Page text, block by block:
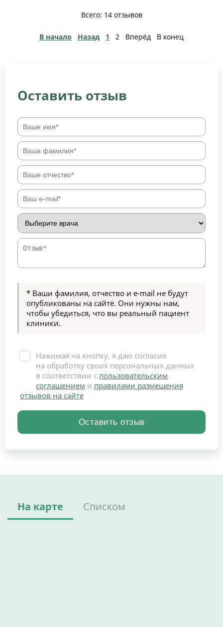
Всего: 14 отзывов
В начало Назад 1 2 Вперёд В конец
Оставить отзыв
* Ваши фамилия, отчество и e-mail не будут
опубликованы на сайте. Они нужны нам,
чтобы убедиться, что вы реальный пациент
клиники.
Нажимая на кнопку, я даю согласие
на обработку своих персональных данных
в соответствии с пользовательским
соглашением и правилами размещения
отзывов на сайте
На карте Списком